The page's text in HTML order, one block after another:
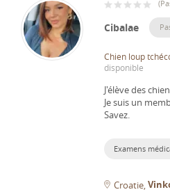
(
Cibalae
Chien loup
disponible
J'élève des
Je suis un
Savez.
Examens
Croatie